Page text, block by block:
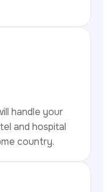
handle your
and hospital
country.